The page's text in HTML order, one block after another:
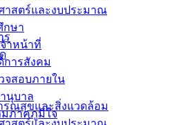
าสตร์และงบประมาณ
กษา
าหน้าที่
การสังคม
จสอบภายใน
นุบาล
มภาคภูมิใจ
ร
รณสุขและสิ่งแวดล้อม
บุรี โดยมีนายธวัชชัย ศรีทอง ผู้ว่า
ะธานในพิธี